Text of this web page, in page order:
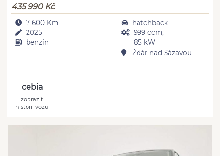
435 990 Kč
7 600 Km
2025
benzín
hatchback
999 ccm,
85 kW
Žďár nad Sázavou
cebia
zobrazit
historii vozu